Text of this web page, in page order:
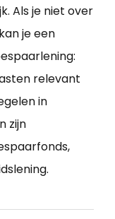
Als je niet over
je een
relevant
in
zijn